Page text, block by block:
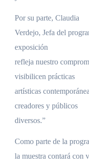
Por su parte, Claudia
Verdejo, Jefa del
exposición
refleja nuestro
visibilicen prácticas
artísticas
creadores y públicos
diversos.”
Como parte de la
la muestra contará con